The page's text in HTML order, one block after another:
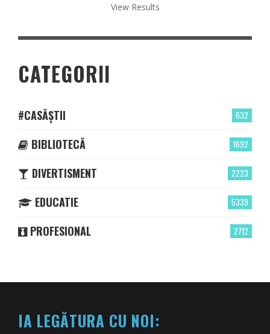
View Results
CATEGORII
632
#CASĂȘTII
1692
BIBLIOTECĂ
2223
DIVERTISMENT
5339
EDUCATIE
2712
PROFESIONAL
IA LEGĂTURA CU NOI: